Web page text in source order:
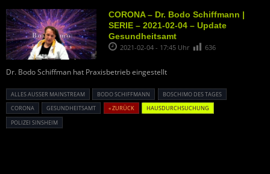
CORONA – Dr. Bodo Schiffmann |
SERIE – 2021-02-04 – Update
Gesundheitsamt
2021-02-04 - 17:45 Uhr 636
Dr. Bodo Schiffman hat Praxisbetrieb eingestellt
ALLES AUSSER MAINSTREAM BODO SCHIFFMANN
BOSCHIMO DES TAGES
CORONA
GESUNDHEITSAMT « ZURÜCK
HAUSDURCHSUCHUNG
POLIZEI SINSHEIM